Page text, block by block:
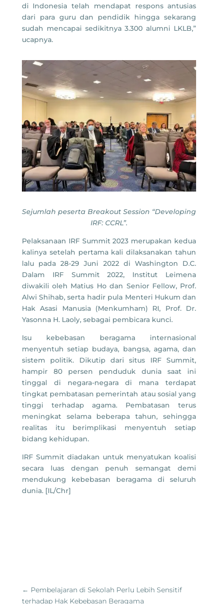
di Indonesia telah mendapat respons antusias
dari para guru dan pendidik hingga sekarang
sudah mencapai sedikitnya 3.300 alumni LKLB,”
ucapnya.
Sejumlah peserta Breakout Session “Developing
IRF: CCRL”.
Pelaksanaan IRF Summit 2023 merupakan kedua
kalinya setelah pertama kali dilaksanakan tahun
lalu pada 28-29 Juni 2022 di Washington D.C.
Dalam IRF Summit 2022, Institut Leimena
diwakili oleh Matius Ho dan Senior Fellow, Prof.
Alwi Shihab, serta hadir pula Menteri Hukum dan
Hak Asasi Manusia (Menkumham) RI, Prof. Dr.
Yasonna H. Laoly, sebagai pembicara kunci.
Isu kebebasan beragama internasional
menyentuh setiap budaya, bangsa, agama, dan
sistem politik. Dikutip dari situs IRF Summit,
hampir 80 persen penduduk dunia saat ini
tinggal di negara-negara di mana terdapat
tingkat pembatasan pemerintah atau sosial yang
tinggi terhadap agama. Pembatasan terus
meningkat selama beberapa tahun, sehingga
realitas itu berimplikasi menyentuh setiap
bidang kehidupan.
IRF Summit diadakan untuk menyatukan koalisi
secara luas dengan penuh semangat demi
mendukung kebebasan beragama di seluruh
dunia. [IL/Chr]
← Pembelajaran di Sekolah Perlu Lebih Sensitif
terhadap Hak Kebebasan Beragama